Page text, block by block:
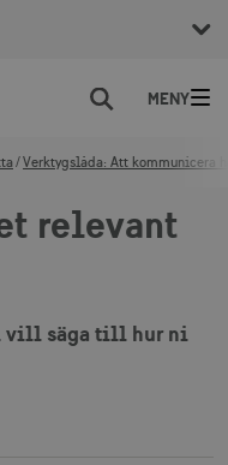
Sök
Verktygslåda: Att kommunicera
relevant
vill säga till hur ni